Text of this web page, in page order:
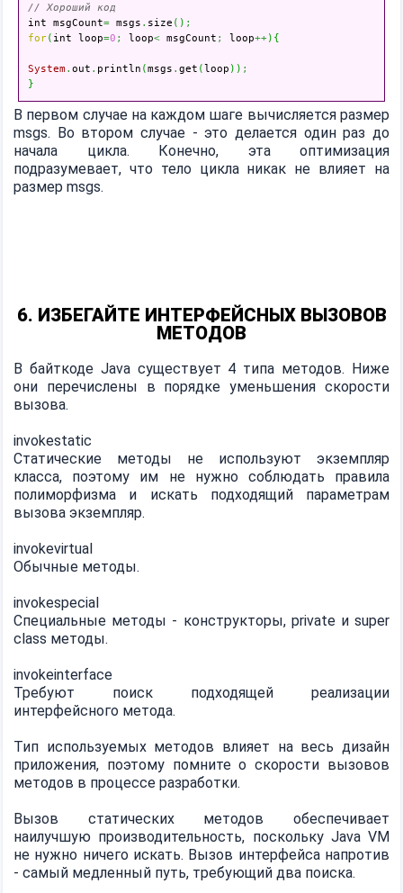
// Хороший код
int msgCount= msgs . size ( ) ;
for( int loop=0 ; loop< msgCount ; loop++) {
System. out . println (msgs . get (loop ) ) ;
}
В первом случае на каждом шаге вычисляется размер
msgs. Во втором случае - это делается один раз до
начала цикла. Конечно, эта оптимизация
подразумевает, что тело цикла никак не влияет на
размер msgs.
6. ИЗБЕГАЙТЕ ИНТЕРФЕЙСНЫХ ВЫЗОВОВ
МЕТОДОВ
В байткоде Java существует 4 типа методов. Ниже
они перечислены в порядке уменьшения скорости
вызова.
invokestatic
Статические методы не используют экземпляр
класса, поэтому им не нужно соблюдать правила
полиморфизма и искать подходящий параметрам
вызова экземпляр.
invokevirtual
Обычные методы.
invokespecial
Специальные методы - конструкторы, private и super
class методы.
invokeinterface
Требуют поиск подходящей реализации
интерфейсного метода.
Тип используемых методов влияет на весь дизайн
приложения, поэтому помните о скорости вызовов
методов в процессе разработки.
Вызов статических методов обеспечивает
наилучшую производительность, поскольку Java VM
не нужно ничего искать. Вызов интерфейса напротив
- самый медленный путь, требующий два поиска.